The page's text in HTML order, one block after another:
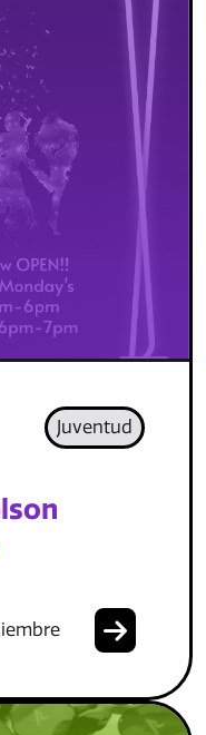
Juventud